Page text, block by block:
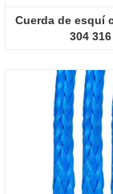
Cuerda de esquí
304 316